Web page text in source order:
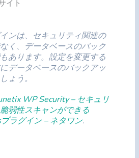
イト
ンは、セキュリティ関連の
く、データベースのバック
あります。設定を変更する
データベースのバックアッ
ょう。
WP Security – セキュリ
弱性スキャンができる
ラグイン – ネタワン.